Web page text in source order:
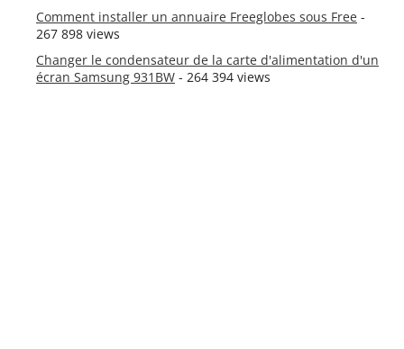
Comment installer un annuaire Freeglobes sous Free -
267 898 views
Changer le condensateur de la carte d'alimentation d'un
écran Samsung 931BW - 264 394 views